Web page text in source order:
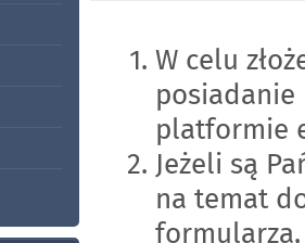
W celu
posiadanie
platformie
Jeżeli są
na temat